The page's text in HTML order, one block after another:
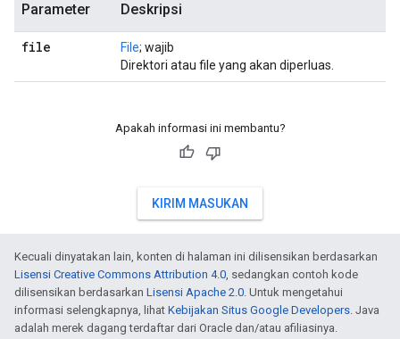
Parameter Deskripsi
file File; wajib
Direktori atau file yang akan diperluas.
Apakah informasi ini membantu?
KIRIM MASUKAN
Kecuali dinyatakan lain, konten di halaman ini dilisensikan berdasarkan
Lisensi Creative Commons Attribution 4.0, sedangkan contoh kode
dilisensikan berdasarkan Lisensi Apache 2.0. Untuk mengetahui
informasi selengkapnya, lihat Kebijakan Situs Google Developers. Java
adalah merek dagang terdaftar dari Oracle dan/atau afiliasinya.